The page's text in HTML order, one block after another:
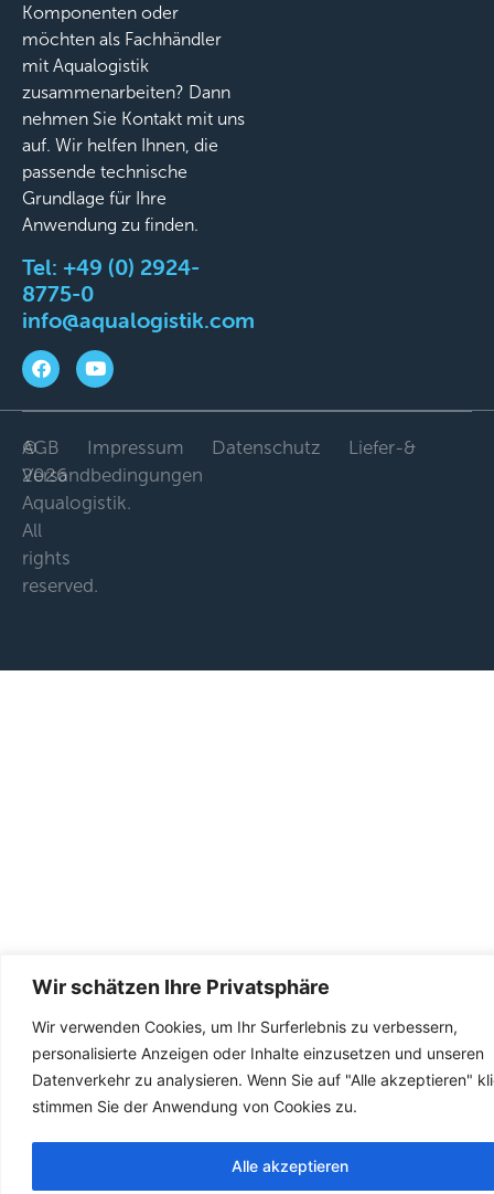
Wir schätzen Ihre Privatsphäre
Wir verwenden Cookies, um Ihr Surferlebnis zu verbessern,
personalisierte Anzeigen oder Inhalte einzusetzen und unseren
Datenverkehr zu analysieren. Wenn Sie auf "Alle akzeptieren"
stimmen Sie der Anwendung von Cookies zu.
Alle akzeptieren
Komponenten oder
möchten als Fachhändler
mit Aqualogistik
zusammenarbeiten? Dann
nehmen Sie Kontakt mit uns
auf. Wir helfen Ihnen, die
passende technische
Grundlage für Ihre
Anwendung zu finden.
Tel: +49 (0) 2924-
8775-0
info@aqualogistik.com
©
2026
Aqualogistik.
All
rights
reserved.
AGB Impressum Datenschutz
Liefer-&
Versandbedingungen